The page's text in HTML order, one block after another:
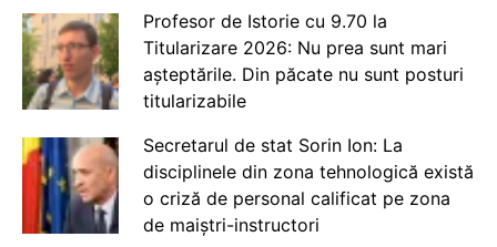
Profesor de Istorie cu 9.70 la
Titularizare 2026: Nu prea sunt mari
așteptările. Din păcate nu sunt posturi
titularizabile
Secretarul de stat Sorin Ion: La
disciplinele din zona tehnologică există
o criză de personal calificat pe zona
de maiștri-instructori